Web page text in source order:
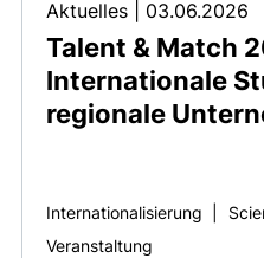
Talent & Match
Internationale
regionale
Aktuelles 03.06.2026
Internationalisierung
Veranstaltung